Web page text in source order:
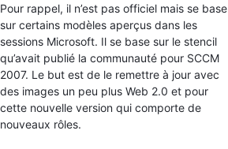
Pour rappel, il n’est pas officiel mais se base
sur certains modèles aperçus dans les
sessions Microsoft. Il se base sur le stencil
qu’avait publié la communauté pour SCCM
2007. Le but est de le remettre à jour avec
des images un peu plus Web 2.0 et pour
cette nouvelle version qui comporte de
nouveaux rôles.